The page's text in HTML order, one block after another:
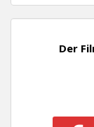
Der